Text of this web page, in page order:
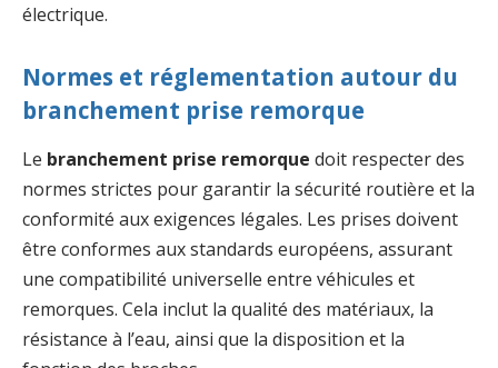
électrique.
Normes et réglementation autour du
branchement prise remorque
Le branchement prise remorque doit respecter des
normes strictes pour garantir la sécurité routière et la
conformité aux exigences légales. Les prises doivent
être conformes aux standards européens, assurant
une compatibilité universelle entre véhicules et
remorques. Cela inclut la qualité des matériaux, la
résistance à l’eau, ainsi que la disposition et la